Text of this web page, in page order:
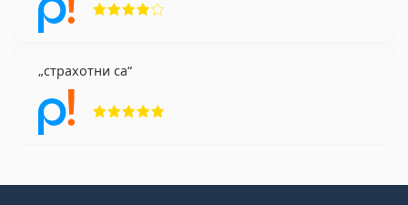
страхотни са